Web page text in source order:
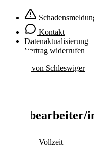
Inhalt
springen
Kontakt
Datenaktualisierung
Vertrag widerrufen
Vollzeit